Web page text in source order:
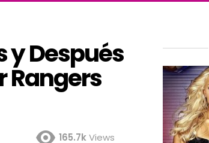
y Después
Rangers
165.7kViews